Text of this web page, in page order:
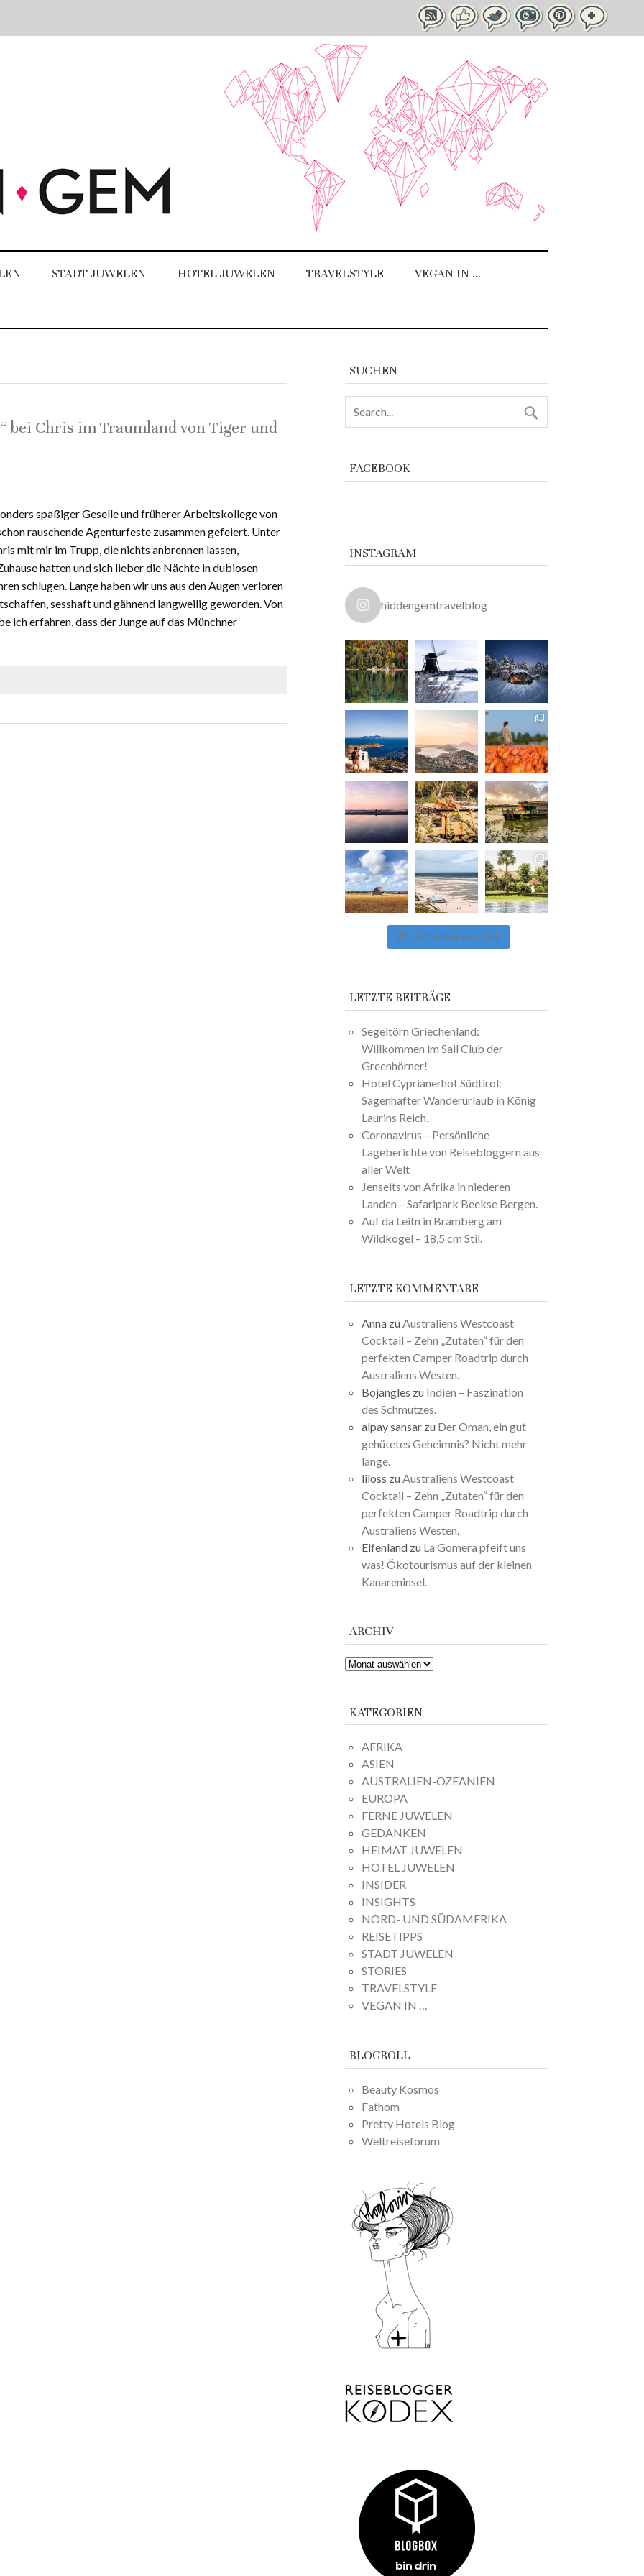
STADT JUWELEN HOTEL JUWELEN TRAVELSTYLE VEGAN IN …
bei Chris im Traumland von Tiger und
spaßiger Geselle und früherer Arbeitskollege von
rauschende Agenturfeste zusammen gefeiert. Unter
mit mir im Trupp, die nichts anbrennen lassen,
hatten und sich lieber die Nächte in dubiosen
schlugen. Lange haben wir uns aus den Augen verloren
sesshaft und gähnend langweilig geworden. Von
ich erfahren, dass der Junge auf das Münchner
SUCHEN
FACEBOOK
INSTAGRAM
hiddengemtravelblog
Auf Instagram folgen
LETZTE BEITRÄGE
Segeltörn Griechenland:
Willkommen im Sail Club der
Greenhörner!
Hotel Cyprianerhof Südtirol:
Sagenhafter Wanderurlaub in König
Laurins Reich.
Coronavirus – Persönliche
Lageberichte von Reisebloggern aus
aller Welt
Jenseits von Afrika in niederen
Landen – Safaripark Beekse Bergen.
Auf da Leitn in Bramberg am
Wildkogel – 18,5 cm Stil.
LETZTE KOMMENTARE
Anna zu Australiens Westcoast
Cocktail – Zehn „Zutaten“ für den
perfekten Camper Roadtrip durch
Australiens Westen.
Bojangles zu Indien – Faszination
des Schmutzes.
alpay sansar zu Der Oman, ein gut
gehütetes Geheimnis? Nicht mehr
lange.
liloss zu Australiens Westcoast
Cocktail – Zehn „Zutaten“ für den
perfekten Camper Roadtrip durch
Australiens Westen.
Elfenland zu La Gomera pfeift uns
was! Ökotourismus auf der kleinen
Kanareninsel.
ARCHIV
ARCHIV
KATEGORIEN
AFRIKA
ASIEN
AUSTRALIEN-OZEANIEN
EUROPA
FERNE JUWELEN
GEDANKEN
HEIMAT JUWELEN
HOTEL JUWELEN
INSIDER
INSIGHTS
NORD- UND SÜDAMERIKA
REISETIPPS
STADT JUWELEN
STORIES
TRAVELSTYLE
VEGAN IN …
BLOGROLL
Beauty Kosmos
Fathom
Pretty Hotels Blog
Weltreiseforum